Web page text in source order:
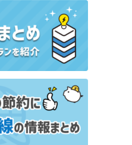
電力会社4選！還元率や料金プラ
る電力会社4選！還元率や料金プ
・口コミ | デメリット・メリット